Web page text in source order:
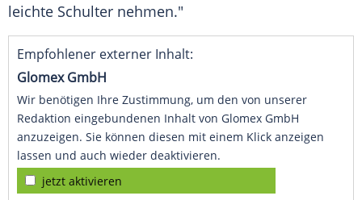
leichte Schulter nehmen."
Empfohlener externer Inhalt:
Glomex GmbH
Wir benötigen Ihre Zustimmung, um den von unserer
Redaktion eingebundenen Inhalt von Glomex GmbH
anzuzeigen. Sie können diesen mit einem Klick anzeigen
lassen und auch wieder deaktivieren.
jetzt aktivieren